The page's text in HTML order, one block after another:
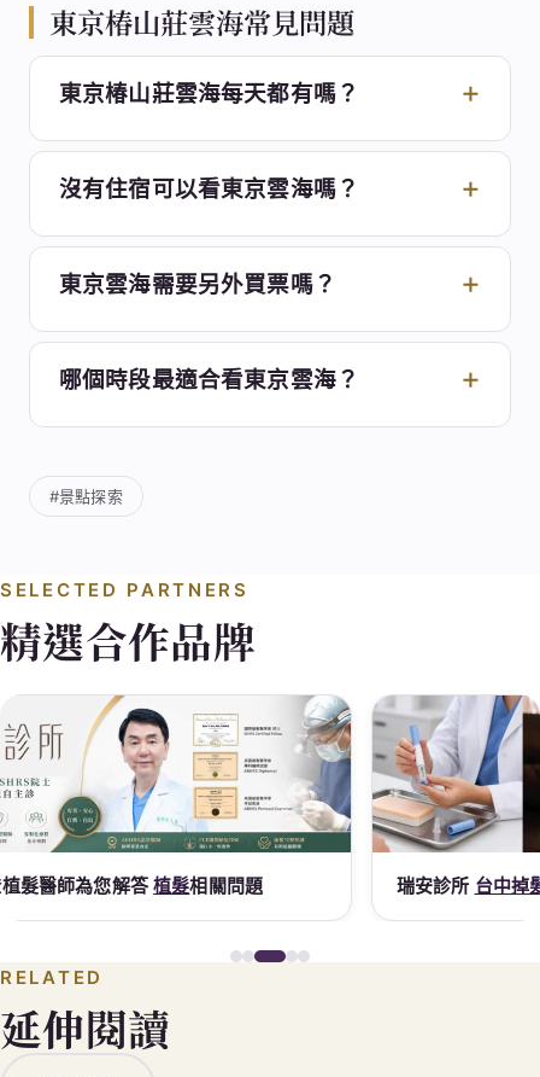
東京椿山莊雲海常見問題
東京椿山莊雲海每天都有嗎？
沒有住宿可以看東京雲海嗎？
東京雲海需要另外買票嗎？
哪個時段最適合看東京雲海？
#景點探索
SELECTED PARTNERS
精選合作品牌
瑞安診所台中掉髮｜台中減肥
RELATED
延伸閱讀